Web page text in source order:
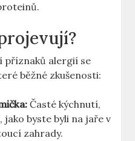
příznaků alergií se
běžné zkušenosti:
Časté kýchnutí,
jako byste byli na jaře v
zahrady.